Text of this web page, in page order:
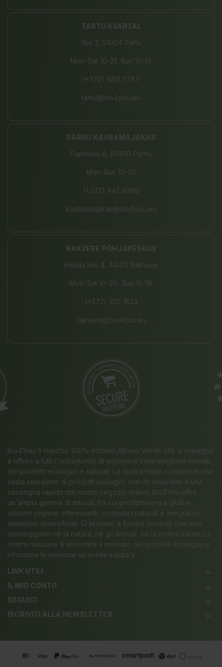
TARTU KVARTAL
Riia 2, 51004 Tartu
Mon-Sat 10-21, Sun 10-19
(+372) 680 7787
tartu@bio4you.eu
PÄRNU KAUBAMAJAKAS
Papiniidu 8, 80010 Pärnu
Mon-Sun 10-20
(+372) 442 9390
kaubamajakas@bio4you.eu
RAKVERE PÕHJAKESKUS
Haljala tee 4, 44415 Rakvere
Mon-Sat 10-20, Sun 10-19
(+372) 325 1833
rakvere@bio4you.eu
Bio4You: Il marchio 100% estone! Albero Verde SRL si impegna
a offrire a tutti l'opportunità di esplorare il meraviglioso mondo
dei prodotti ecologici e naturali. La nostra forza consiste in una
vasta selezione di prodotti biologici, marchi innovativi e una
consegna rapida dal nostro negozio online. Bio4You offre
un'ampia gamma di articoli, tra cui prodotti senza glutine,
opzioni vegane interessanti, cosmetici naturali e integratori
alimentari diversificati. Ci teniamo a fornire prodotti che non
danneggiano né la natura, né gli animali, né la nostra salute. La
nostra missione è arricchire il mercato dei prodotti ecologici e
informare le persone su scelte salutary.
LINK UTILI
keyboard_arrow_down
IL MIO CONTO keyboard_arrow_down
SEGUICI keyboard_arrow_down
ISCRIVITI ALLA NEWSLETTER keyboard_arrow_down